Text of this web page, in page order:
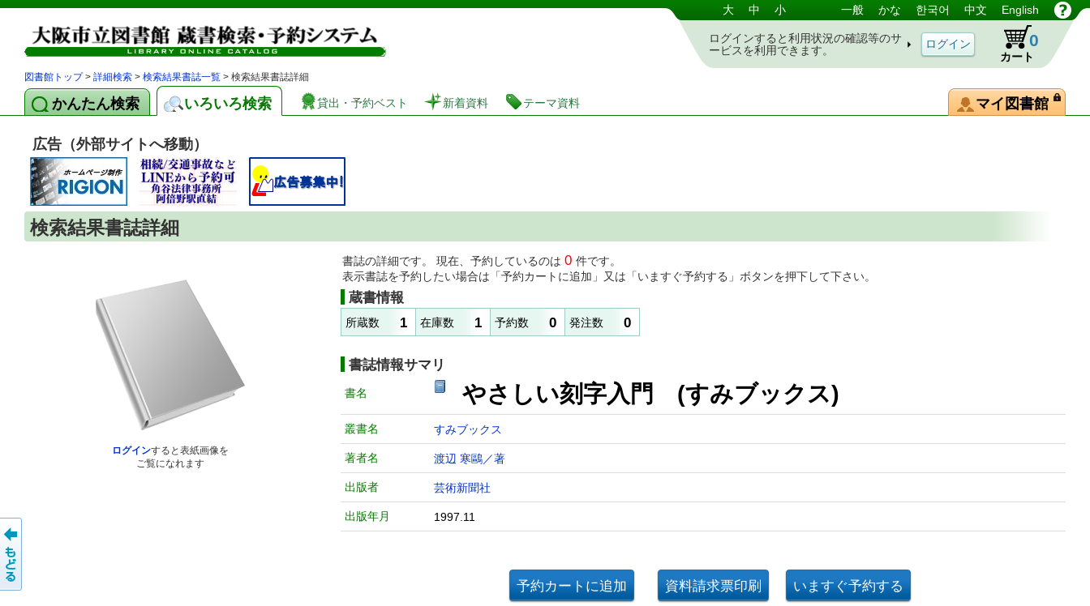
図書館 蔵書検索・予約システム 大 中 小 一般 かな 한국어 中文 English
ログインすると利用状況の確認等のサ
ービスを利用できます。
カート
0
図書館トップ> 詳細検索 > 検索結果書誌一覧 > 検索結果書誌詳細
かんたん検索 いろいろ検索 貸出・予約ベスト 新着資料 テーマ資料 マイ図書館
広告（外部サイトへ移動）
検索結果書誌詳細
ログインすると表紙画像を
ご覧になれます
書誌の詳細です。 現在、予約しているのは 0 件です。
表示書誌を予約したい場合は「予約カートに追加」又は「いますぐ予約する」ボタンを押下して下さい。
蔵書情報
所蔵数 1 在庫数 1 予約数 0 発注数 0
書誌情報サマリ
書名 やさしい刻字入門 (すみブックス)
叢書名 すみブックス
著者名 渡辺 寒鷗／著
出版者 芸術新聞社
出版年月 1997.11